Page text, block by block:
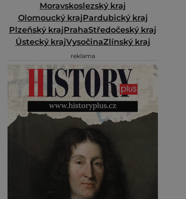
Moravskoslezský kraj
Olomoucký krajPardubický kraj
Plzeňský krajPrahaStředočeský kraj
Ústecký krajVysočinaZlínský kraj
reklama